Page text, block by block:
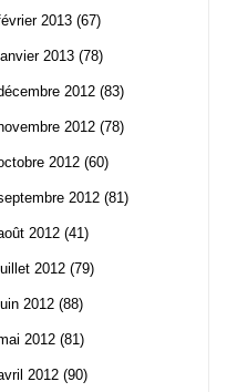
2013 (67)
2013 (78)
2012 (83)
2012 (78)
2012 (60)
2012 (81)
2012 (41)
2012 (79)
2012 (88)
2012 (81)
2012 (90)